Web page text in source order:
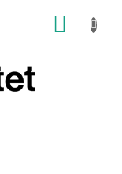
KOSÁR